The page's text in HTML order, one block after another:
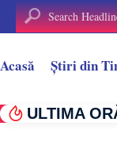
Acasă Știri din
ULTIMA